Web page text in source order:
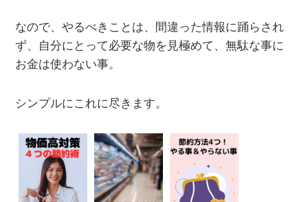
なので、やるべきことは、間違った情報に踊らされ
ず、自分にとって必要な物を見極めて、無駄な事に
お金は使わない事。
シンプルにこれに尽きます。